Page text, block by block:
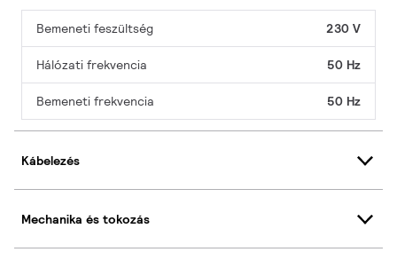
Bemeneti feszültség 230 V
Hálózati frekvencia 50 Hz
Bemeneti frekvencia 50 Hz
Kábelezés
Mechanika és tokozás